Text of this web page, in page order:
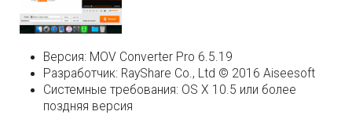
Версия: MOV Converter Pro 6.5.19
Разработчик: RayShare Co., Ltd © 2016 Aiseesoft
Системные требования: OS X 10.5 или более
поздняя версия